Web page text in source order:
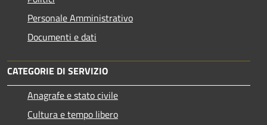
Personale Amministrativo
Documenti e dati
CATEGORIE DI SERVIZIO
Anagrafe e stato civile
Cultura e tempo libero